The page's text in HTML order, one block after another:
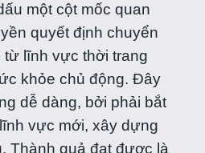
một cột mốc quan
quyết định chuyển
từ lĩnh vực thời trang
khỏe chủ động. Đây
dễ dàng, bởi phải bắt
vực mới, xây dựng
Thành quả đạt được là